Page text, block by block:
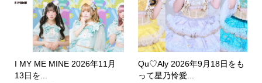
I MY ME MINE 2026年11月
13日を...
Qu♡Aly 2026年9月18日をも
って星乃怜愛...